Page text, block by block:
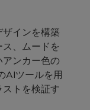
インを構築
、ムードを
ンカー色の
AIツールを用
トを検証す